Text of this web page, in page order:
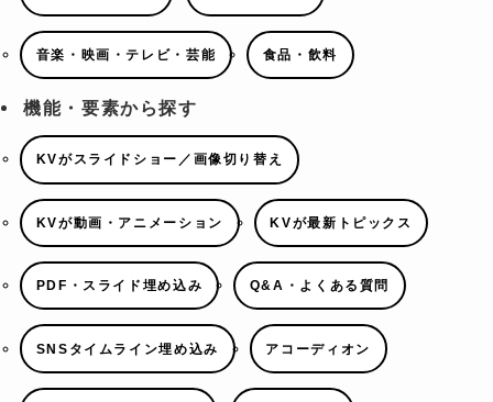
音楽・映画・テレビ・芸能 食品・飲料
機能・要素から探す
KVがスライドショー／画像切り替え
KVが動画・アニメーション KVが最新トピックス
PDF・スライド埋め込み Q&A・よくある質問
SNSタイムライン埋め込み アコーディオン